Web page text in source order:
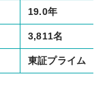
19.0年
3,811名
東証プライム